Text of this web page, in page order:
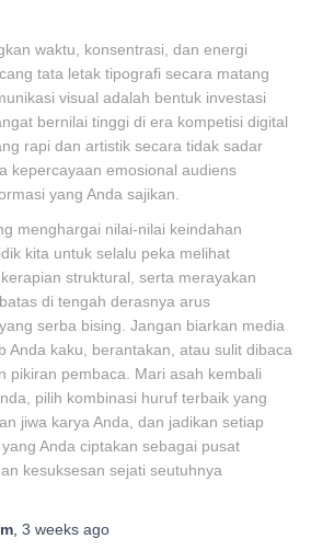
waktu, konsentrasi, dan energi
tata letak tipografi secara matang
visual adalah bentuk investasi
bernilai tinggi di era kompetisi digital
rapi dan artistik secara tidak sadar
kepercayaan emosional audiens
yang Anda sajikan.
menghargai nilai-nilai keindahan
kita untuk selalu peka melihat
struktural, serta merayakan
di tengah derasnya arus
serba bising. Jangan biarkan media
Anda kaku, berantakan, atau sulit dibaca
pikiran pembaca. Mari asah kembali
pilih kombinasi huruf terbaik yang
jiwa karya Anda, dan jadikan setiap
Anda ciptakan sebagai pusat
kesuksesan sejati seutuhnya
3 weeks ago